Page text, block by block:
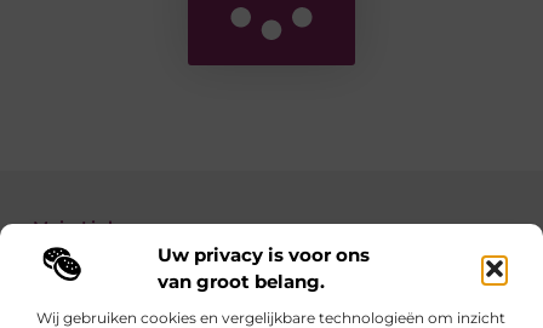
Uw privacy is voor ons
van groot belang.
Wij gebruiken cookies en vergelijkbare technologieën om inzicht
Main Links